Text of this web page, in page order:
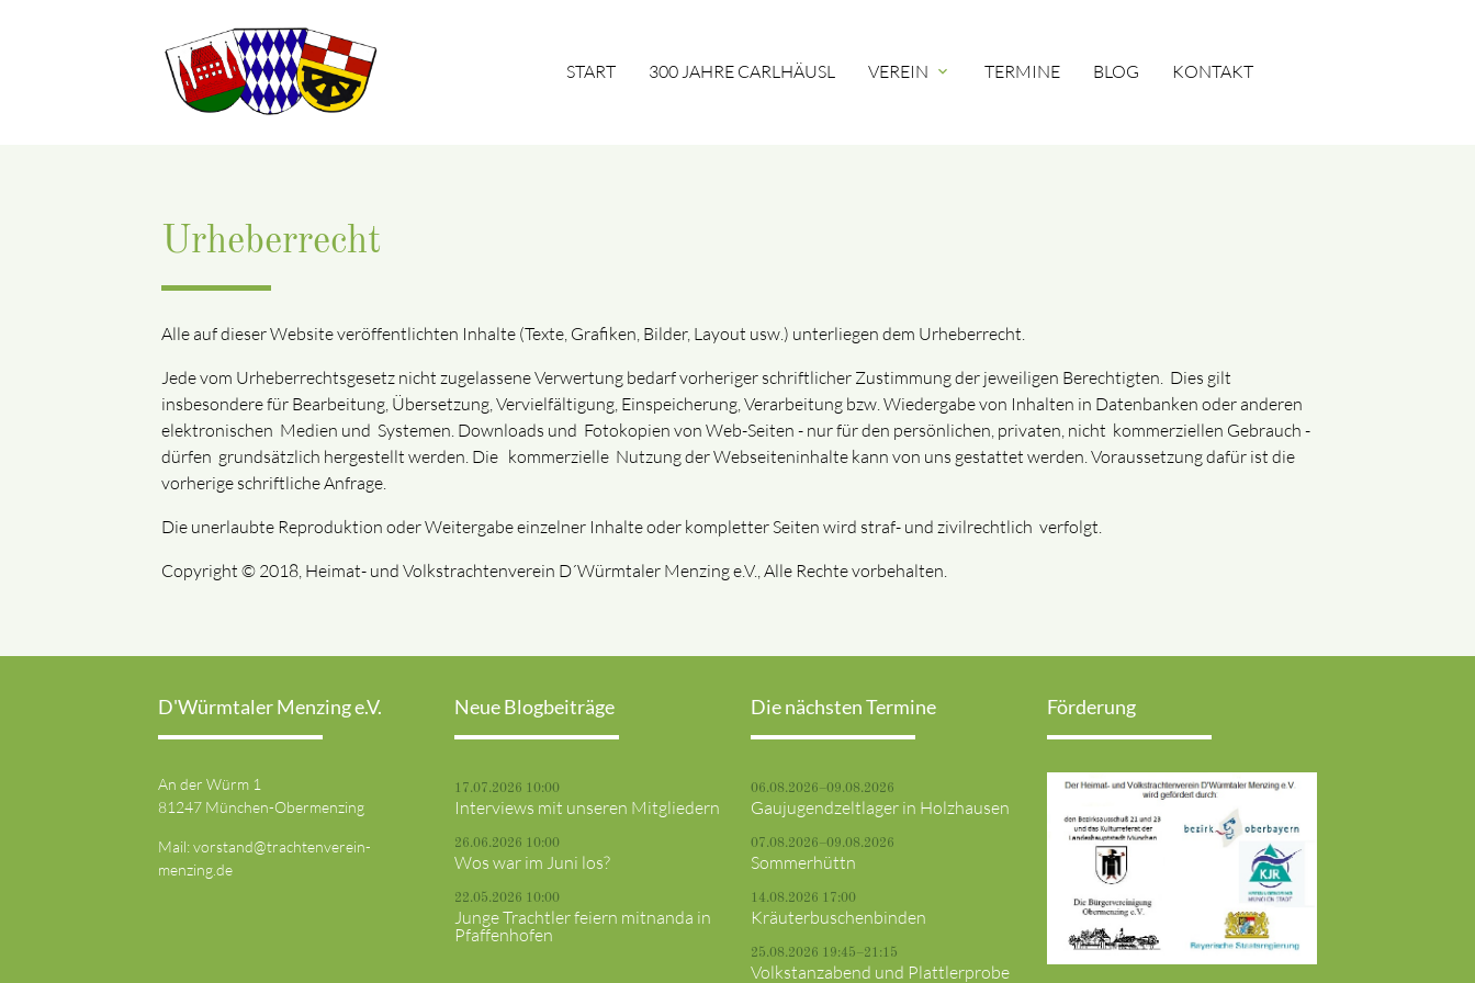
START 300 JAHRE CARLHÄUSL VEREIN expand_more TERMINE BLOG KONTAKT
Suchbegriffe
Urheberrecht
Alle auf dieser Website veröffentlichten Inhalte (Texte, Grafiken, Bilder, Layout usw.) unterliegen dem Urheberrecht.
Jede vom Urheberrechtsgesetz nicht zugelassene Verwertung bedarf vorheriger schriftlicher Zustimmung der jeweiligen Berechtigten. Dies gilt
insbesondere für Bearbeitung, Übersetzung, Vervielfältigung, Einspeicherung, Verarbeitung bzw. Wiedergabe von Inhalten in Datenbanken oder anderen
elektronischen Medien und Systemen. Downloads und Fotokopien von Web-Seiten - nur für den persönlichen, privaten, nicht kommerziellen Gebrauch -
dürfen grundsätzlich hergestellt werden. Die kommerzielle Nutzung der Webseiteninhalte kann von uns gestattet werden. Voraussetzung dafür ist die
vorherige schriftliche Anfrage.
Die unerlaubte Reproduktion oder Weitergabe einzelner Inhalte oder kompletter Seiten wird straf- und zivilrechtlich verfolgt.
Copyright © 2018, Heimat- und Volkstrachtenverein D´Würmtaler Menzing e.V., Alle Rechte vorbehalten.
D'Würmtaler Menzing e.V.
An der Würm 1
81247 München-Obermenzing
Mail:vorstand@trachtenverein-
menzing.de
Neue Blogbeiträge
17.07.2026 10:00
Interviews mit unseren Mitgliedern
26.06.2026 10:00
Wos war im Juni los?
22.05.2026 10:00
Junge Trachtler feiern mitnanda in
Pfaffenhofen
Die nächsten Termine
06.08.2026–09.08.2026
Gaujugendzeltlager in Holzhausen
07.08.2026–09.08.2026
Sommerhüttn
14.08.2026 17:00
Kräuterbuschenbinden
25.08.2026 19:45–21:15
Volkstanzabend und Plattlerprobe
Förderung